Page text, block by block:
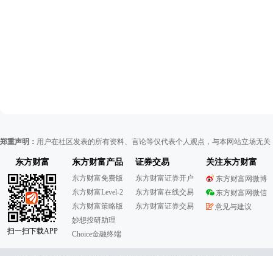
郑重声明： 用户在社区发表的所有资料、言论等仅代表个人观点，与本网站立场无
东方财富
扫一扫下载APP
东方财富产品
东方财富免费版
东方财富Level-2
东方财富策略版
妙想投研助理
Choice金融终端
证券交易
东方财富证券开户
东方财富在线交易
东方财富证券交易
关注东方财富
东方财富网微博
东方财富网微信
意见与建议